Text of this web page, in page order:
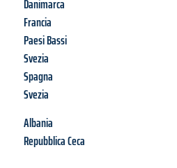
Danimarca
Francia
Paesi Bassi
Svezia
Spagna
Svezia
Albania
Repubblica Ceca